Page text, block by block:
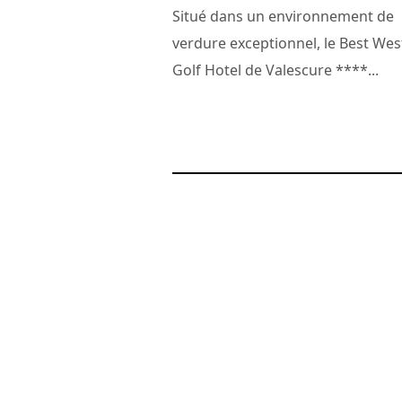
Situé dans un environnement de
verdure exceptionnel, le Best
Golf Hotel de Valescure ****...